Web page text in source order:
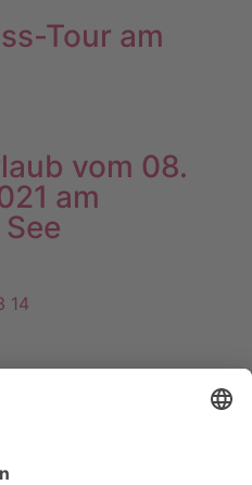
Tour am
vom 08.
am
14